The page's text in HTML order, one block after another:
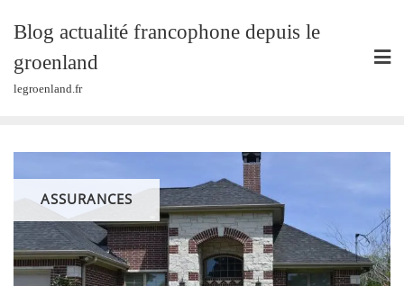
content
Blog actualité francophone depuis le
groenland
legroenland.fr
ASSURANCES